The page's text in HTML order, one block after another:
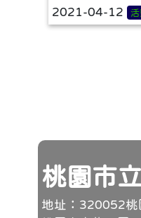
2021-04-12
頁尾
桃園市
地址：320052